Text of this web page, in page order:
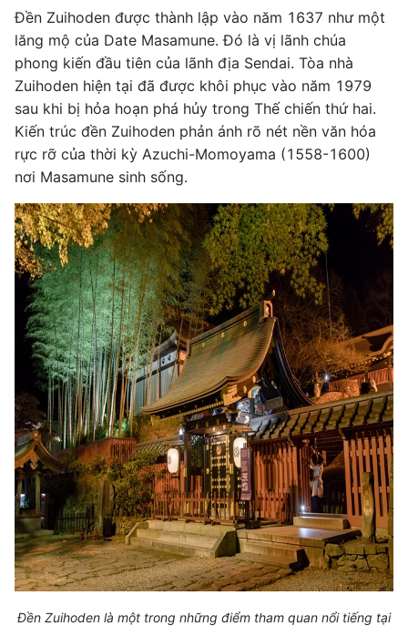
Đền Zuihoden được thành lập vào năm 1637 như một
lăng mộ của Date Masamune. Đó là vị lãnh chúa
phong kiến đầu tiên của lãnh địa Sendai. Tòa nhà
Zuihoden hiện tại đã được khôi phục vào năm 1979
sau khi bị hỏa hoạn phá hủy trong Thế chiến thứ hai.
Kiến trúc đền Zuihoden phản ánh rõ nét nền văn hóa
rực rỡ của thời kỳ Azuchi-Momoyama (1558-1600)
nơi Masamune sinh sống.
Đền Zuihoden là một trong những điểm tham quan nổi tiếng tại